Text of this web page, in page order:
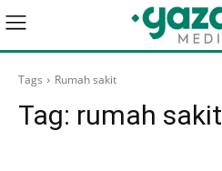
Tags Rumah sakit
Tag: rumah sakit